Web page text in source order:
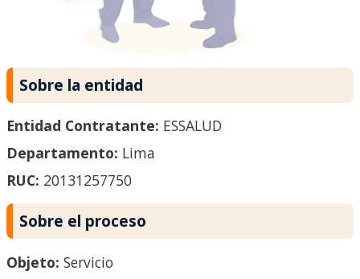
Sobre la entidad
Entidad Contratante: ESSALUD
Departamento: Lima
RUC: 20131257750
Sobre el proceso
Objeto: Servicio